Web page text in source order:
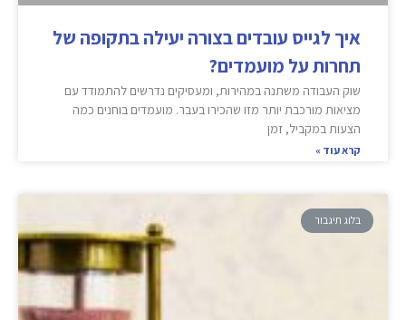
איך לגייס עובדים בצורה יעילה בתקופה של
תחרות על מועמדים?
שוק העבודה משתנה במהירות, ומעסיקים נדרשים להתמודד עם
מציאות מורכבת יותר מזו שהכירו בעבר. מועמדים בוחנים כמה
הצעות במקביל, זמן
קרא עוד »
בלוג תיגבור